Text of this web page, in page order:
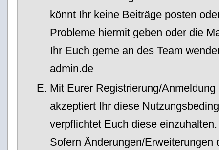
könnt Ihr keine Beiträge posten
Probleme hiermit geben oder die
Ihr Euch gerne an des Team
admin.de
Mit Eurer Registrierung/
akzeptiert Ihr diese
verpflichtet Euch diese einzuhalten.
Sofern Änderungen/Erweiterungen